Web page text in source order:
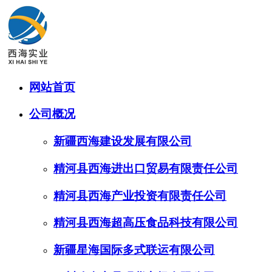
网站首页
公司概况
新疆西海建设发展有限公司
精河县西海进出口贸易有限责任公司
精河县西海产业投资有限责任公司
精河县西海超高压食品科技有限公司
新疆星海国际多式联运有限公司